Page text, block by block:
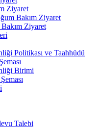
Ziyaret
Bakım Ziyaret
Ziyaret
Politikası ve Taahhüdü
Birimi
Talebi